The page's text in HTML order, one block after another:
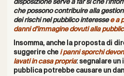
disposizione serve a far sì che
che possono contribuire alla
dei rischi nel pubblico interessee a
danni d’immagine dovuti alla
Insomma, anche la proposta di
suggerire che i panni sporchi
lavati in casa propria: segnalare un
pubblica potrebbe causare un